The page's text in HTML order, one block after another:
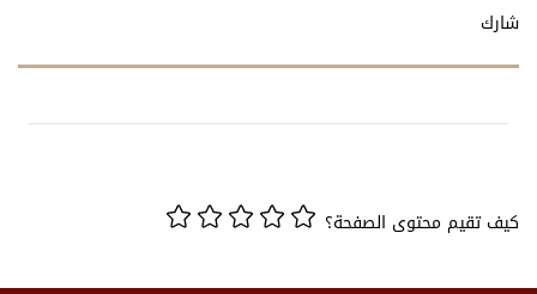
شارك
كيف تقيم محتوى الصفحة؟